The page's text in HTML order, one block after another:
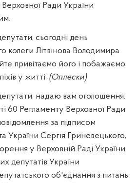
Верховної Ради України
сьогодні день
колеги Літвінова Володимира
привітаємо його і побажаємо
у житті. (Оплески)
надаю вам оголошення.
60 Регламенту Верховної Ради
за підписом
України Сергія Гриневецького,
у Верховній Раді України
депутатів України
об'єднання з питань